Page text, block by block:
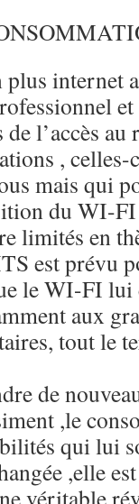
internet
l’accès au
, celles-
mais qui
du WI-
limités en
est prévu
le WI-FI lui
aux
tout le
de
,le
qui lui
,elle
véritable